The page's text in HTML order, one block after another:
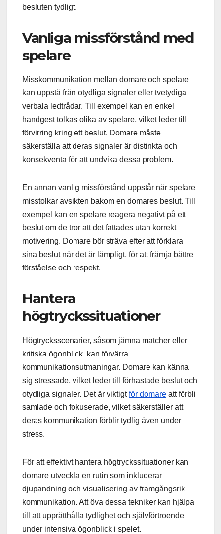
besluten tydligt.
Vanliga missförstånd med
spelare
Misskommunikation mellan domare och spelare
kan uppstå från otydliga signaler eller tvetydiga
verbala ledtrådar. Till exempel kan en enkel
handgest tolkas olika av spelare, vilket leder till
förvirring kring ett beslut. Domare måste
säkerställa att deras signaler är distinkta och
konsekventa för att undvika dessa problem.
En annan vanlig missförstånd uppstår när spelare
misstolkar avsikten bakom en domares beslut. Till
exempel kan en spelare reagera negativt på ett
beslut om de tror att det fattades utan korrekt
motivering. Domare bör sträva efter att förklara
sina beslut när det är lämpligt, för att främja bättre
förståelse och respekt.
Hantera
högtryckssituationer
Högtrycksscenarier, såsom jämna matcher eller
kritiska ögonblick, kan förvärra
kommunikationsutmaningar. Domare kan känna
sig stressade, vilket leder till förhastade beslut och
otydliga signaler. Det är viktigtför domare att förbli
samlade och fokuserade, vilket säkerställer att
deras kommunikation förblir tydlig även under
stress.
För att effektivt hantera högtryckssituationer kan
domare utveckla en rutin som inkluderar
djupandning och visualisering av framgångsrik
kommunikation. Att öva dessa tekniker kan hjälpa
till att upprätthålla tydlighet och självförtroende
under intensiva ögonblick i spelet.